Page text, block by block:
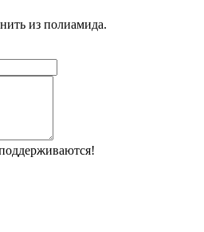
из полиамида.